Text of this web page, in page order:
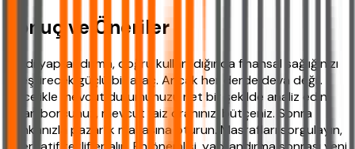
Sonuç ve Öneriler
Kredi yapılandırma, doğru kullanıldığında finansal sağlığınızı
iyileştirecek güçlü bir araç. Ancak her derde deva değil.
Öncelikle mevcut durumunuzu net bir şekilde analiz edin:
Kalan borcunuz, mevcut faiz oranınız, bütçeniz. Sonra
bankanızla pazarlık masasına oturun. Masrafları sorgulayın,